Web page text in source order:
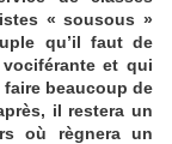
« sousous »
qu’il faut de
et qui
faire beaucoup de
il restera un
où règnera un